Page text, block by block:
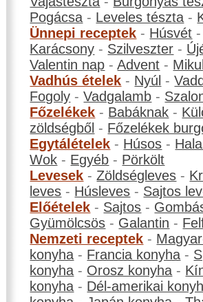
Pogácsa - Leveles tészta -
Ünnepi receptek - Húsvét
Karácsony - Szilveszter -
Valentin nap -Advent -
Vadhús ételek - Nyúl -
Fogoly -Vadgalamb -
Főzelékek - Babáknak -
zöldségből - Főzelékek
Egytálételek - Húsos -
Wok - Egyéb - Pörkölt
Levesek -Zöldségleves -
leves - Húsleves - Sajtos
Előételek - Sajtos -
Gyümölcsös - Galantin -
Nemzeti receptek -
konyha - Francia konyha -
konyha - Orosz konyha -
konyha - Dél-amerikai